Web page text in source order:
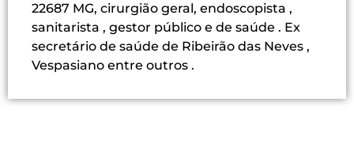
22687 MG, cirurgião geral, endoscopista ,
sanitarista , gestor público e de saúde . Ex
secretário de saúde de Ribeirão das Neves ,
Vespasiano entre outros .